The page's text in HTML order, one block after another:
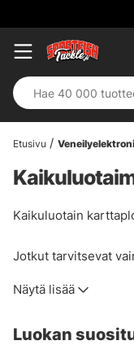
Etusivu
Kaikuluotain
Jotkut tarvitsevat
karttoja. Tästä
Näytä lisää
Luokan